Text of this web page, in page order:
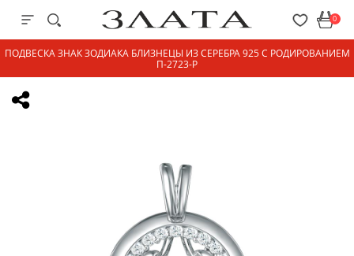
0
ПОДВЕСКА ЗНАК ЗОДИАКА БЛИЗНЕЦЫ ИЗ СЕРЕБРА 925 С РОДИРОВАНИЕМ
П-2723-Р